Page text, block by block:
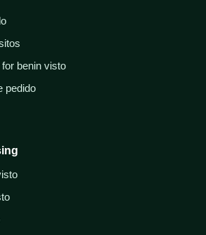
benin visto
pedido